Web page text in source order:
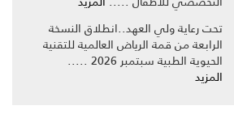
تحت رعاية ولي العهد..انطلاق النسخة
الرابعة من قمة الرياض العالمية للتقنية
الحيوية الطبية سبتمبر 2026 .....
المزيد